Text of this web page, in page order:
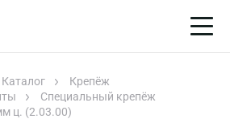
Каталог
Крепёж
Специальный крепёж
ц. (2.03.00)